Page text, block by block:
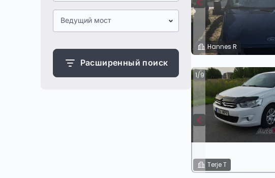
Ведущий мост
Расширенный поиск
Hannes R
Terje T
1/9